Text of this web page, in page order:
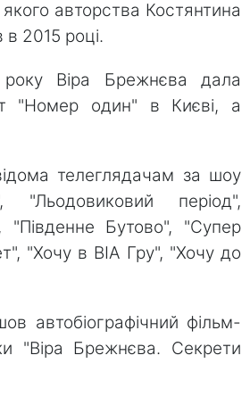
авторства Костянтина
2015 році.
Віра Брежнєва дала
"Номер один" в Києві, а
телеглядачам за шоу
"Льодовиковий період",
"Південне Бутово", "Супер
"Хочу в ВІА Гру", "Хочу до
автобіографічний фільм-
"Віра Брежнєва. Секрети